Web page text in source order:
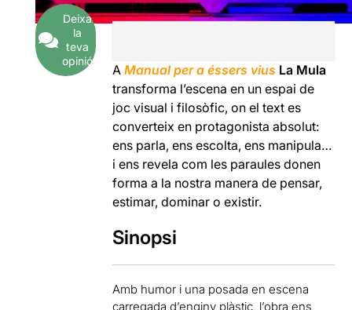
Deixa
la
teva
opinió
AManual per a éssers vius La Mula
transforma l’escena en un espai de
joc visual i filosòfic, on el text es
converteix en protagonista absolut:
ens parla, ens escolta, ens manipula…
i ens revela com les paraules donen
forma a la nostra manera de pensar,
estimar, dominar o existir.
Sinopsi
Amb humor i una posada en escena
carregada d’enginy plàstic, l’obra ens